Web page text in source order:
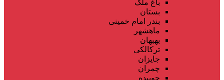
باغ ملک
بستان
بندر امام خمینی
ماهشهر
بهبهان
ترکالکی
جایزان
چمران
چوبیده